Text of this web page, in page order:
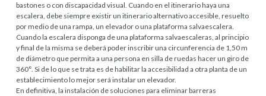
bastones o con discapacidad visual. Cuando en el itinerario haya una
escalera, debe siempre existir un itinerario alternativo accesible, resuelto
por medio de una rampa, un elevador o una plataforma salvaescalera.
Cuando la escalera disponga de una plataforma salvaescaleras, al principio
y final de la misma se deberá poder inscribir una circunferencia de 1,50 m
de diámetro que permita a una persona en silla de ruedas hacer un giro de
360°. Si de lo que se trata es de habilitar la accesibilidad a otra planta de un
establecimiento lo mejor será instalar un elevador.
En definitiva, la instalación de soluciones para eliminar barreras